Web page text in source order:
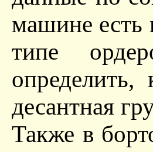
машине есть
типе
десантная
Также в